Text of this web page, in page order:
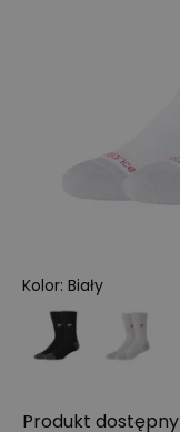
Kolor: Biały
Produkt dostępny